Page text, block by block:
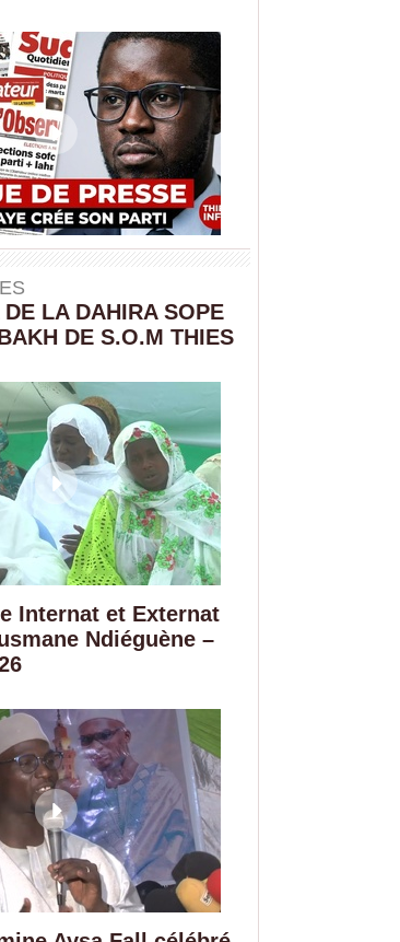
LA DAHIRA SOPE
DE S.O.M THIES
Internat et Externat
Ndiéguène –